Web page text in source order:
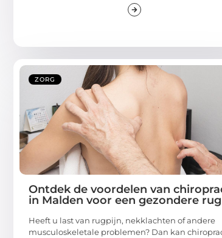
ZORG
Ontdek de voordelen van
in Malden voor een gezondere rug
Heeft u last van rugpijn, nekklachten of andere
musculoskeletale problemen? Dan kan